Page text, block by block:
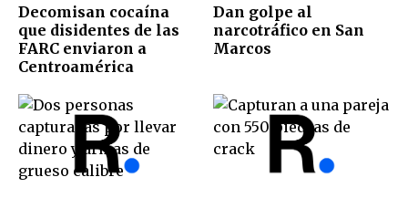
Decomisan cocaína
que disidentes de las
FARC enviaron a
Centroamérica
Dan golpe al
narcotráfico en San
Marcos